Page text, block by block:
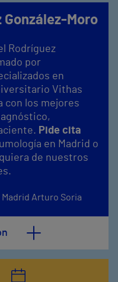
González-Moro
Rodríguez
por
en
Vithas
con los mejores
Pide cita
en Madrid o
de nuestros
Arturo Soria